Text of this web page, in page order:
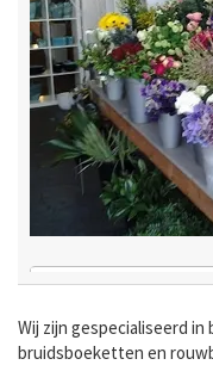
Wij zijn gespecialiseerd
bruidsboeketten en